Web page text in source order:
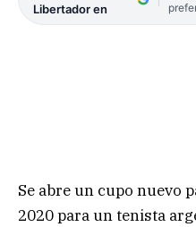
Libertador en
Se abre un cupo nuevo
2020 para un tenista